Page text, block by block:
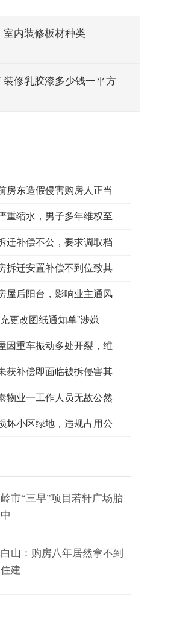
室内装修板材种类
装修乳胶漆多少钱一平方
房东造假侵害购房人正当
重缩水，男子多年维权至
迁补偿不公，要求调取档
拆迁安置补偿不到位致其
屋后阳台，影响业主通风
更改图纸通知单”涉嫌
因重车振动多处开裂，维
获补偿即面临被拆侵害其
物业一工作人员无故公然
坏小区绿地，违规占用公
市“三早”项目若轩广场胎
山：购房八年居然拿不到
建